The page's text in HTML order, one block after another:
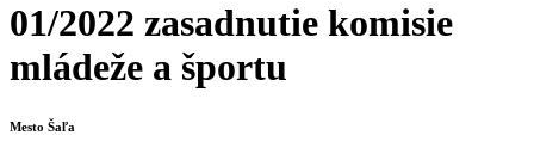
01/2022 zasadnutie komisie
mládeže a športu
Mesto Šaľa